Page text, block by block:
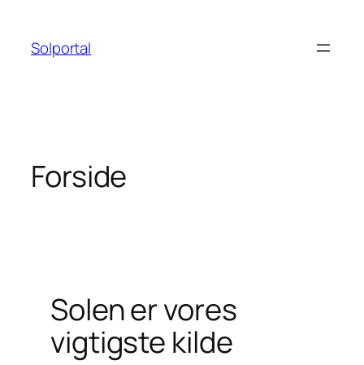
indhold
Solportal
Forside
Solen er vores
vigtigste kilde